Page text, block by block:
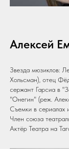
Алексей
Звезда мюзиклов:
Хольсман), отец
сержант Гарсиа в
"Онегин" (реж.
Съемки в сериалах
Член союза
Актёр Театра на